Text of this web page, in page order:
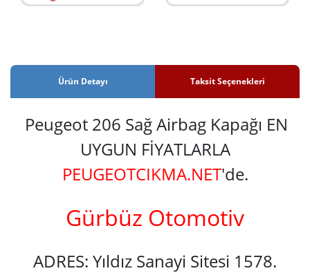
Ürün Detayı Taksit Seçenekleri
Peugeot 206 Sağ Airbag Kapağı EN
UYGUN FİYATLARLA
PEUGEOTCIKMA.NET'de.
Gürbüz Otomotiv
ADRES: Yıldız Sanayi Sitesi 1578.